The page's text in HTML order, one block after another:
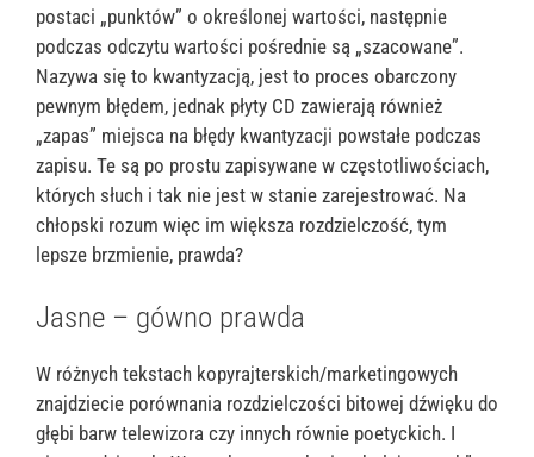
postaci „punktów” o określonej wartości, następnie
podczas odczytu wartości pośrednie są „szacowane”.
Nazywa się to kwantyzacją, jest to proces obarczony
pewnym błędem, jednak płyty CD zawierają również
„zapas” miejsca na błędy kwantyzacji powstałe podczas
zapisu. Te są po prostu zapisywane w częstotliwościach,
których słuch i tak nie jest w stanie zarejestrować. Na
chłopski rozum więc im większa rozdzielczość, tym
lepsze brzmienie, prawda?
Jasne – gówno prawda
W różnych tekstach kopyrajterskich/marketingowych
znajdziecie porównania rozdzielczości bitowej dźwięku do
głębi barw telewizora czy innych równie poetyckich. I